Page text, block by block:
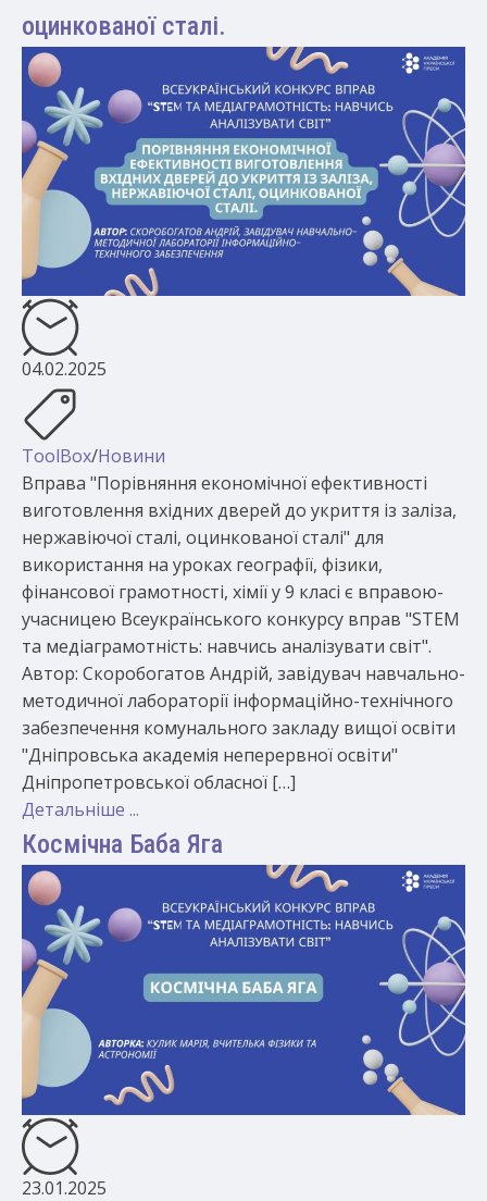
оцинкованої сталі.
04.02.2025
ToolBox/Новини
Вправа "Порівняння економічної ефективності
виготовлення вхідних дверей до укриття із заліза,
нержавіючої сталі, оцинкованої сталі" для
використання на уроках географії, фізики,
фінансової грамотності, хімії у 9 класі є вправою-
учасницею Всеукраїнського конкурсу вправ "STEM
та медіаграмотність: навчись аналізувати світ".
Автор: Скоробогатов Андрій, завідувач навчально-
методичної лабораторії інформаційно-технічного
забезпечення комунального закладу вищої освіти
"Дніпровська академія неперервної освіти"
Дніпропетровської обласної […]
Детальніше ...
Космічна Баба Яга
23.01.2025